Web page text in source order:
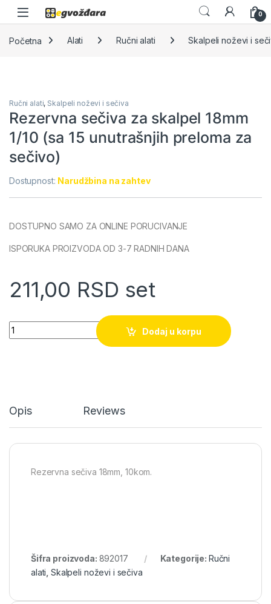
Skip to navigation
Skip to content
0
Početna Alati Ručni alati Skalpeli noževi i
Ručni alati, Skalpeli noževi i sečiva
Rezervna sečiva za skalpel 18mm
1/10 (sa 15 unutrašnjih preloma za
sečivo)
Dostupnost: Narudžbina na zahtev
DOSTUPNO SAMO ZA ONLINE PORUCIVANJE
ISPORUKA PROIZVODA OD 3-7 RADNIH DANA
211,00 RSD set
Rezervna sečiva za skalpel 18mm 1/10 (sa 15 unutrašnjih
Dodaj u korpu
Opis Reviews
Rezervna sečiva 18mm, 10kom.
Šifra proizvoda: 892017 Kategorije: Ručni
alati ,Skalpeli noževi i sečiva